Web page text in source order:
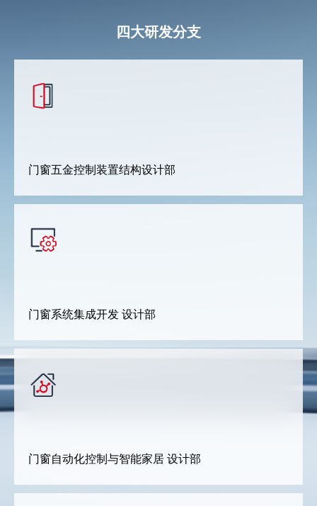
四大研发分支
门窗五金控制装置结构设计部
门窗系统集成开发 设计部
门窗自动化控制与智能家居 设计部